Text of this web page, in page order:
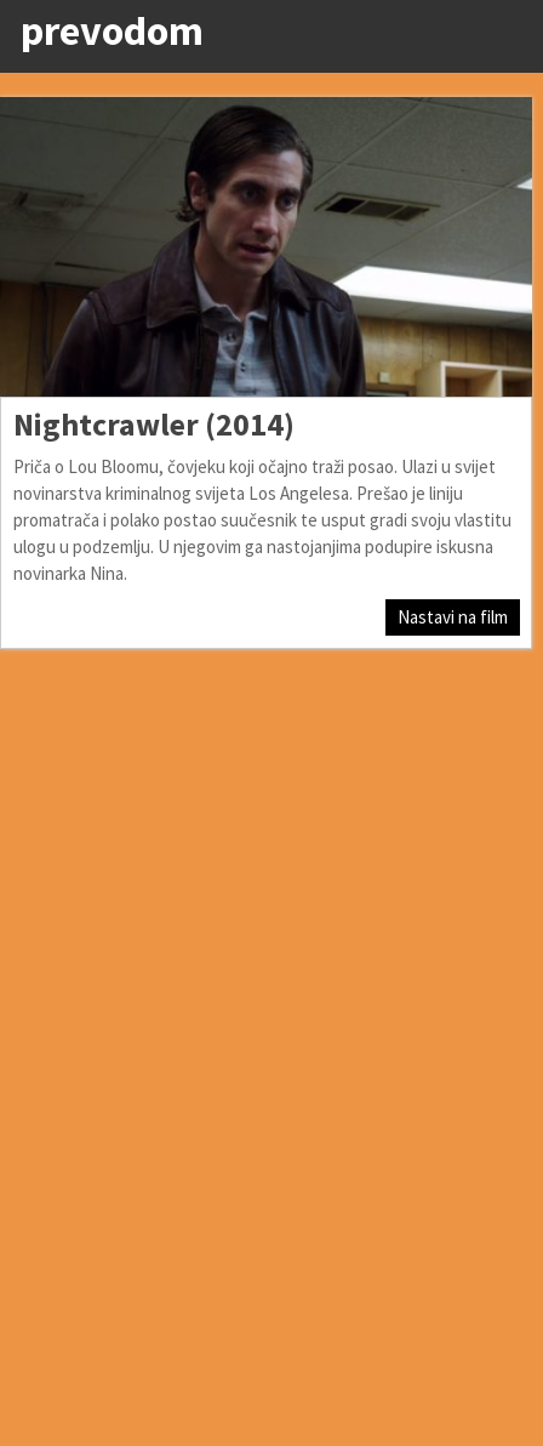
prevodom
Nightcrawler (2014)
Priča o Lou Bloomu, čovjeku koji očajno traži posao. Ulazi u svijet
novinarstva kriminalnog svijeta Los Angelesa. Prešao je liniju
promatrača i polako postao suučesnik te usput gradi svoju vlastitu
ulogu u podzemlju. U njegovim ga nastojanjima podupire iskusna
novinarka Nina.
Nastavi na film